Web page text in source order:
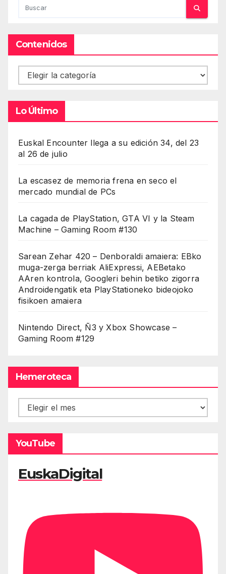
Contenidos
Contenidos
Lo Último
Euskal Encounter llega a su edición 34, del 23
al 26 de julio
La escasez de memoria frena en seco el
mercado mundial de PCs
La cagada de PlayStation, GTA VI y la Steam
Machine – Gaming Room #130
Sarean Zehar 420 – Denboraldi amaiera: EBko
muga-zerga berriak AliExpressi, AEBetako
AAren kontrola, Googleri behin betiko zigorra
Androidengatik eta PlayStationeko bideojoko
fisikoen amaiera
Nintendo Direct, Ñ3 y Xbox Showcase –
Gaming Room #129
Hemeroteca
Hemeroteca
YouTube
EuskaDigital